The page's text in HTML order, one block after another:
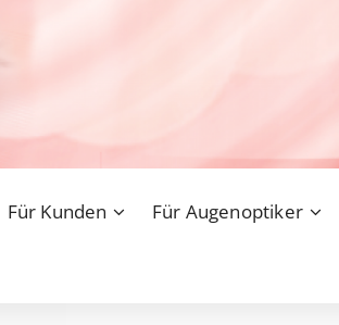
Für Kunden Für Augenoptiker